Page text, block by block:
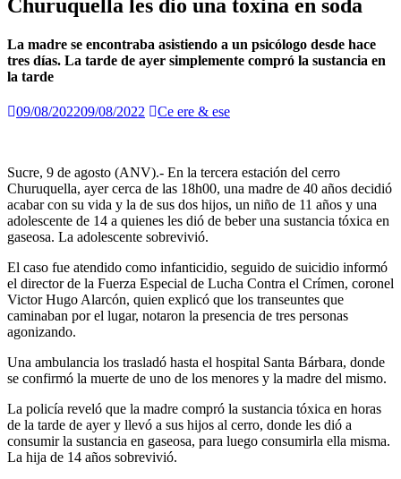
Churuquella les dio una toxina en soda
La madre se encontraba asistiendo a un psicólogo desde hace
tres días. La tarde de ayer simplemente compró la sustancia en
la tarde
09/08/202209/08/2022 Ce ere & ese
Sucre, 9 de agosto (ANV).- En la tercera estación del cerro
Churuquella, ayer cerca de las 18h00, una madre de 40 años decidió
acabar con su vida y la de sus dos hijos, un niño de 11 años y una
adolescente de 14 a quienes les dió de beber una sustancia tóxica en
gaseosa. La adolescente sobrevivió.
El caso fue atendido como infanticidio, seguido de suicidio informó
el director de la Fuerza Especial de Lucha Contra el Crímen, coronel
Victor Hugo Alarcón, quien explicó que los transeuntes que
caminaban por el lugar, notaron la presencia de tres personas
agonizando.
Una ambulancia los trasladó hasta el hospital Santa Bárbara, donde
se confirmó la muerte de uno de los menores y la madre del mismo.
La policía reveló que la madre compró la sustancia tóxica en horas
de la tarde de ayer y llevó a sus hijos al cerro, donde les dió a
consumir la sustancia en gaseosa, para luego consumirla ella misma.
La hija de 14 años sobrevivió.